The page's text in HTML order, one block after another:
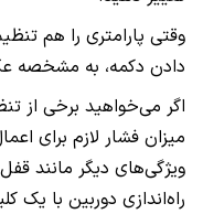
وقتی پارامتری را هم
دادن دکمه، به مشخصه
اگر می‌خواهید برخی از
میزان فشار لازم برای
ویژگی‌های دیگر مانند
راه‌اندازی دوربین با